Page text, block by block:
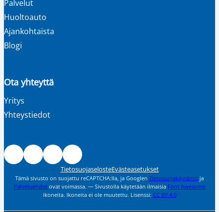
Palvelut
Huoltoauto
Ajankohtaista
Blogi
Ota yhteyttä
Yritys
Yhteystiedot
FacebookInstagramLinkedInYoutube
TietosuojaselosteEvästeasetukset
Tämä sivusto on suojattu reCAPTCHA:lla, ja Googlen Tietosuojakäytäntö ja
Palveluehdot ovat voimassa. — Sivustolla käytetään ilmaisia Font Awesome
ikoneita. Ikoneita ei ole muutettu. Lisenssi: CCBY 4.0